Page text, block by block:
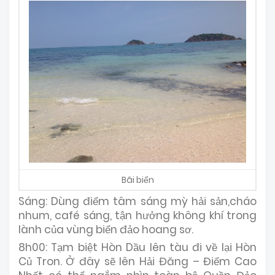
Bãi biển
Sáng: Dùng điểm tâm sáng mỳ hải sản,cháo
nhum, café sáng, tận hưởng không khí trong
lành của vùng biển đảo hoang sơ.
8h00: Tạm biệt Hòn Dầu lên tàu đi về lại Hòn
Củ Tron. Ở đây sẽ lên Hải Đăng – Điểm Cao